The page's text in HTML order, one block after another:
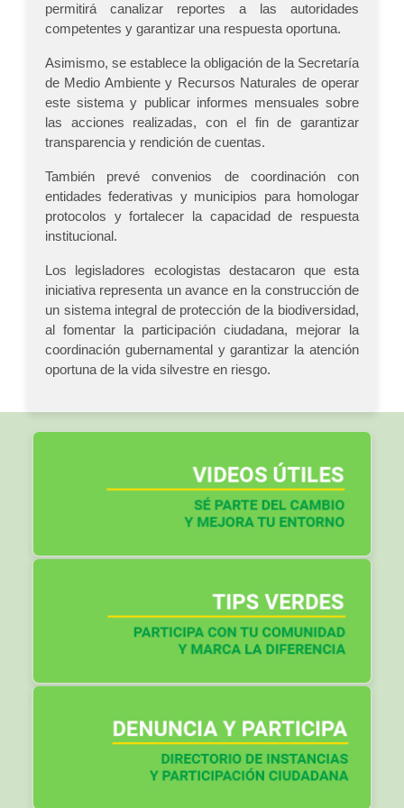
permitirá canalizar reportes a las autoridades
competentes y garantizar una respuesta oportuna.
Asimismo, se establece la obligación de la Secretaría
de Medio Ambiente y Recursos Naturales de operar
este sistema y publicar informes mensuales sobre
las acciones realizadas, con el fin de garantizar
transparencia y rendición de cuentas.
También prevé convenios de coordinación con
entidades federativas y municipios para homologar
protocolos y fortalecer la capacidad de respuesta
institucional.
Los legisladores ecologistas destacaron que esta
iniciativa representa un avance en la construcción de
un sistema integral de protección de la biodiversidad,
al fomentar la participación ciudadana, mejorar la
coordinación gubernamental y garantizar la atención
oportuna de la vida silvestre en riesgo.